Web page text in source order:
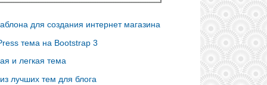
для создания интернет магазина
тема на Bootstrap 3
и легкая тема
лучших тем для блога